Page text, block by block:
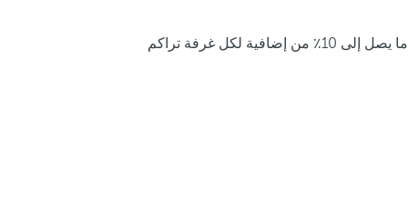
ما يصل إلى 10٪ من إضافية لكل غرفة تراكم